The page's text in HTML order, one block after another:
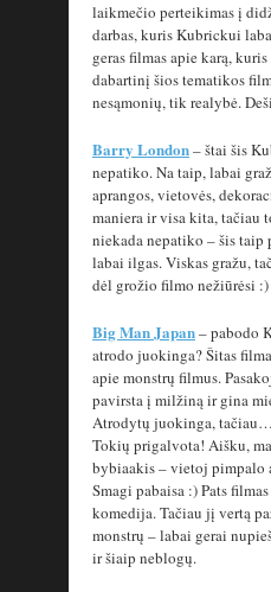
laikmečio perteikimas į
darbas, kuris Kubrickui
geras filmas apie karą,
dabartinį šios tematikos
nesąmonių, tik realybė.
Barry London– štai šis
nepatiko. Na taip, labai
aprangos, vietovės,
maniera ir visa kita, tačiau
niekada nepatiko – šis taip
labai ilgas. Viskas gražu,
dėl grožio filmo nežiūrėsi :)
Big Man Japan– pabodo
atrodo juokinga? Šitas
apie monstrų filmus.
pavirsta į milžiną ir gina
Atrodytų juokinga,
Tokių prigalvota! Aišku,
bybiaakis – vietoj pimpalo
Smagi pabaisa :) Pats
komedija. Tačiau jį vertą
monstrų – labai gerai
ir šiaip neblogų.